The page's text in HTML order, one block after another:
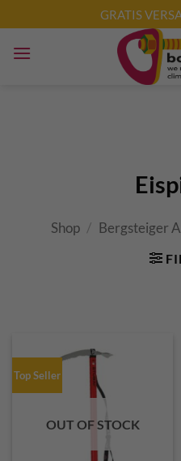
to
content
GRATIS
Shop / Bergsteiger
Top Seller
OUT OF STOCK